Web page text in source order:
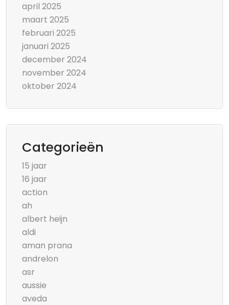
april 2025
maart 2025
februari 2025
januari 2025
december 2024
november 2024
oktober 2024
Categorieën
15 jaar
16 jaar
action
ah
albert heijn
aldi
aman prana
andrelon
asr
aussie
aveda